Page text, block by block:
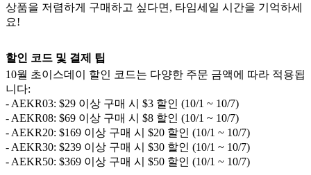
상품을 저렴하게 구매하고 싶다면, 타임세일 시간을 기억하세
요!
할인 코드 및 결제 팁
10월 초이스데이 할인 코드는 다양한 주문 금액에 따라 적용됩
니다:
- AEKR03: $29 이상 구매 시 $3 할인 (10/1 ~ 10/7)
- AEKR08: $69 이상 구매 시 $8 할인 (10/1 ~ 10/7)
- AEKR20: $169 이상 구매 시 $20 할인 (10/1 ~ 10/7)
- AEKR30: $239 이상 구매 시 $30 할인 (10/1 ~ 10/7)
- AEKR50: $369 이상 구매 시 $50 할인 (10/1 ~ 10/7)